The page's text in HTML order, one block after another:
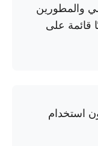
والمطورين
قائمة على
استخدام